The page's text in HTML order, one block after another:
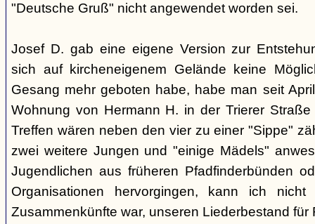
"Deutsche Gruß" nicht angewendet worden sei.
Josef D. gab eine eigene Version zur
sich auf kircheneigenem Gelände keine
Gesang mehr geboten habe, habe man seit
Wohnung von Hermann H. in der Trierer
Treffen wären neben den vier zu einer "Sippe"
zwei weitere Jungen und "einige Mädels"
Jugendlichen aus früheren Pfadfinderbünden
Organisationen hervorgingen, kann ich
Zusammenkünfte war, unseren Liederbestand